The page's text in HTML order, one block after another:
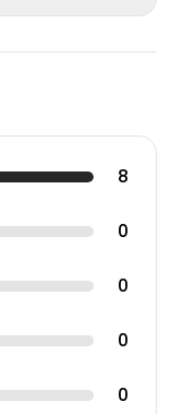
8
0
0
0
0